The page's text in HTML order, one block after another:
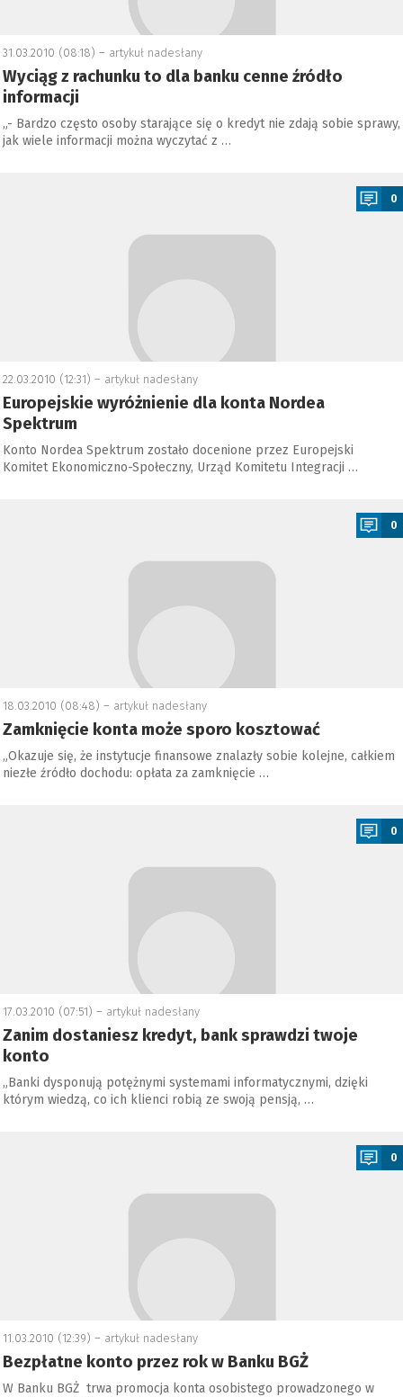
31.03.2010 (08:18) – artykuł nadesłany
Wyciąg z rachunku to dla banku cenne źródło
informacji
„- Bardzo często osoby starające się o kredyt nie zdają sobie sprawy,
jak wiele informacji można wyczytać z …
0
22.03.2010 (12:31) – artykuł nadesłany
Europejskie wyróżnienie dla konta Nordea
Spektrum
Konto Nordea Spektrum zostało docenione przez Europejski
Komitet Ekonomiczno-Społeczny, Urząd Komitetu Integracji …
0
18.03.2010 (08:48) – artykuł nadesłany
Zamknięcie konta może sporo kosztować
„Okazuje się, że instytucje finansowe znalazły sobie kolejne, całkiem
niezłe źródło dochodu: opłata za zamknięcie …
0
17.03.2010 (07:51) – artykuł nadesłany
Zanim dostaniesz kredyt, bank sprawdzi twoje
konto
„Banki dysponują potężnymi systemami informatycznymi, dzięki
którym wiedzą, co ich klienci robią ze swoją pensją, …
0
11.03.2010 (12:39) – artykuł nadesłany
Bezpłatne konto przez rok w Banku BGŻ
W Banku BGŻ trwa promocja konta osobistego prowadzonego w